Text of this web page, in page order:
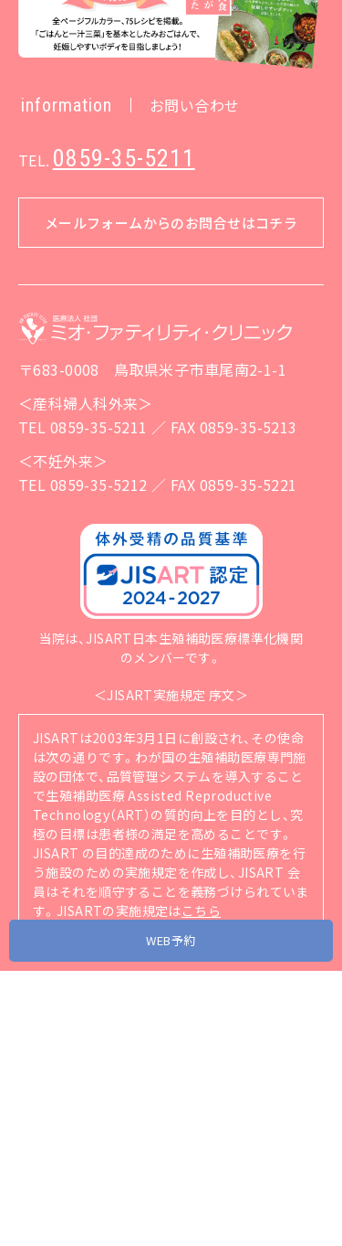
WEB予約
information お問い合わせ
TEL. 0859-35-5211
メールフォームからのお問合せはコチラ
〒683-0008 鳥取県米子市車尾南2-1-1
＜産科婦人科外来＞
TEL 0859-35-5211 ／ FAX 0859-35-5213
＜不妊外来＞
TEL 0859-35-5212 ／ FAX 0859-35-5221
当院は、JISART日本生殖補助医療標準化機関
のメンバーです。
＜JISART実施規定 序文＞
JISARTは2003年3月1日に創設され、その使命
は次の通りです。 わが国の生殖補助医療専門施
設の団体で、品質管理システムを導入すること
で生殖補助医療 Assisted Reproductive
Technology（ART）の質的向上を目的とし、究
極の目標は患者様の満足を高めることです。
JISART の目的達成のために生殖補助医療を行
う施設のための実施規定を作成し、JISART 会
員はそれを順守することを義務づけられていま
す。 JISARTの実施規定はこちら